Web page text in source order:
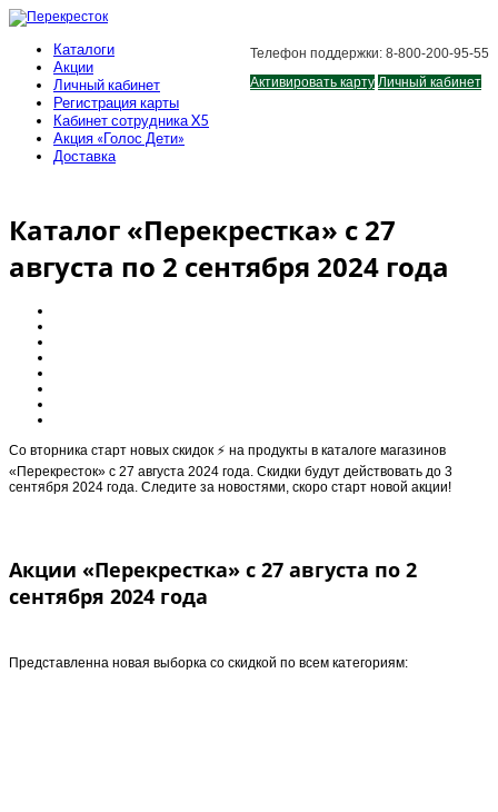
Телефон поддержки: 8-800-200-95-55
Активировать карту Личный кабинет
Каталоги
Акции
Личный кабинет
Регистрация карты
Кабинет сотрудника X5
Акция «Голос Дети»
Доставка
Каталог «Перекрестка» с 27
августа по 2 сентября 2024 года
Cо вторника старт новыx скидок ⚡️ на продукты в каталоге магазинов
«Перекресток» с 27 августа 2024 года. Скидки будут действовать до 3
сентября 2024 года. Следите за новостями, скоро старт новой акции!
Акции «Перекрестка» с 27 августа по 2
сентября 2024 года
Представленна новая выборка со скидкой по всем категориям: